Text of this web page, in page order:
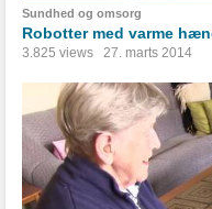
Sundhed og omsorg
Robotter med varme
3.825 views 27. marts 2014